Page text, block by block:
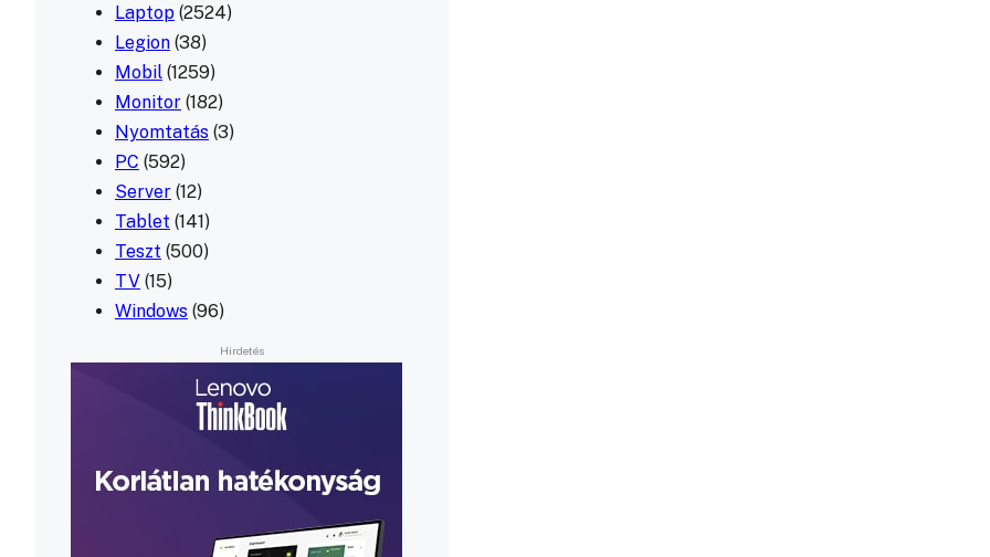
Laptop (2524)
Legion (38)
Mobil (1259)
Monitor (182)
Nyomtatás (3)
PC (592)
Server (12)
Tablet (141)
Teszt (500)
TV (15)
Windows (96)